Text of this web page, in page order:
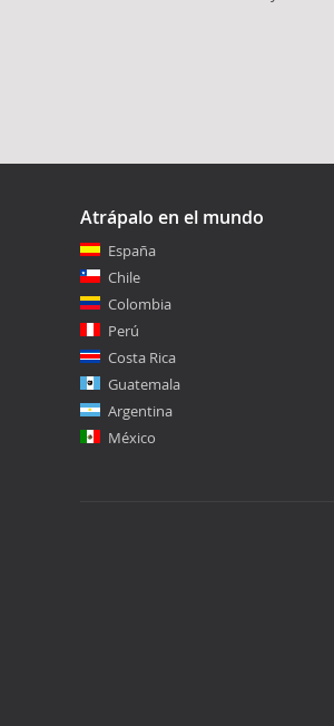
Atrápalo en el mundo
España
Chile
Colombia
Perú
Costa Rica
Guatemala
Argentina
México